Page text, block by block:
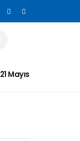
21 Mayıs